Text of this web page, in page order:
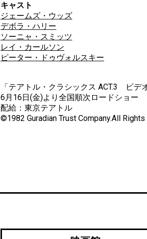
キャスト
ジェームズ・ウッズ
デボラ・ハリー
ソーニャ・スミッツ
レイ・カールソン
ピーター・ドゥヴォルスキー
「テアトル・クラシックス ACT.3 ビデ
6月16日(金)より全国順次ロードショー
配給：東京テアトル
©1982 Guradian Trust Company.All